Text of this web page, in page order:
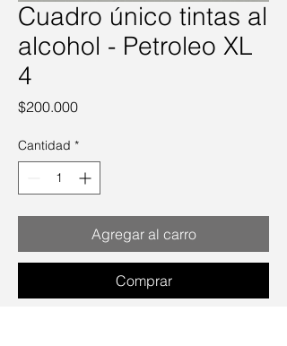
Cuadro único tintas al
alcohol - Petroleo XL
4
$200.000Precio
Cantidad *
Agregar al carro
Comprar